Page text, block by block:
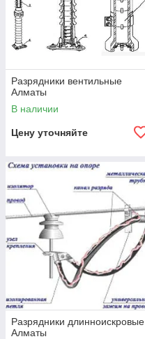
Разрядники вентильные
Алматы
В наличии
Цену уточняйте
Разрядники длинноискровые
Алматы